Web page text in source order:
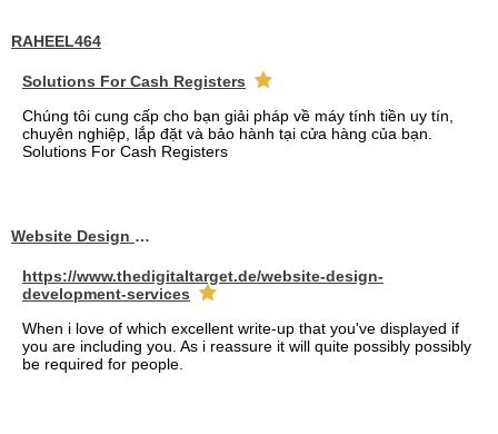
RAHEEL464
Solutions For Cash Registers
Chúng tôi cung cấp cho bạn giải pháp về máy tính tiền uy tín,
chuyên nghiệp, lắp đặt và bảo hành tại cửa hàng của bạn.
Solutions For Cash Registers
Website Design Services berin
https://www.thedigitaltarget.de/website-design-
development-services
When i love of which excellent write-up that you've displayed if
you are including you. As i reassure it will quite possibly possibly
be required for people.